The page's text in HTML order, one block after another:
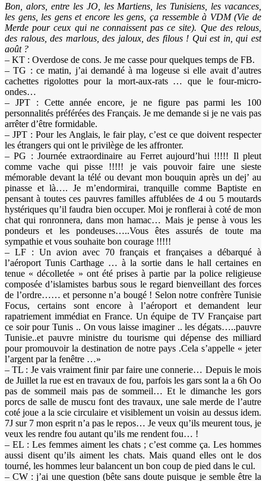
Bon, alors, entre les JO, les Martiens, les Tunisiens, les vacances,
les gens, les gens et encore les gens, ça ressemble à VDM (Vie de
Merde pour ceux qui ne connaissent pas ce site). Que des relous,
des ralous, des marlous, des jaloux, des filous ! Qui est in, qui est
août ?
– KT : Overdose de cons. Je me casse pour quelques temps de FB.
– TG : ce matin, j’ai demandé à ma logeuse si elle avait d’autres
cachettes rigolottes pour la mort-aux-rats … que le four-micro-
ondes…
– JPT : Cette année encore, je ne figure pas parmi les 100
personnalités préférées des Français. Je me demande si je ne vais pas
arrêter d’être formidable.
– JPT : Pour les Anglais, le fair play, c’est ce que doivent respecter
les étrangers qui ont le privilège de les affronter.
– PG : Journée extraordinaire au Ferret aujourd’hui !!!!! Il pleut
comme vache qui pisse !!!!! je vais pouvoir faire une sieste
mémorable devant la télé ou devant mon bouquin après un dej’ au
pinasse et là…. Je m’endormirai, tranquille comme Baptiste en
pensant à toutes ces pauvres familles affublées de 4 ou 5 moutards
hystériques qu’il faudra bien occuper. Moi je ronflerai à coté de mon
chat qui ronronnera, dans mon hamac… Mais je pense à vous les
pondeurs et les pondeuses…..Vous êtes assurés de toute ma
sympathie et vous souhaite bon courage !!!!!
– LF : Un avion avec 70 français et françaises a débarqué à
l’aéroport Tunis Carthage … à la sortie dans le hall certaines en
tenue « décolletée » ont été prises à partie par la police religieuse
composée d’islamistes barbus sous le regard bienveillant des forces
de l’ordre…… et personne n’a bougé ! Selon notre confrère Tunisie
Focus, certains sont encore à l’aéroport et demandent leur
rapatriement immédiat en France. Un équipe de TV Française part
ce soir pour Tunis .. On vous laisse imaginer .. les dégats…..pauvre
Tunisie..et pauvre ministre du tourisme qui dépense des milliard
pour promouvoir la destination de notre pays .Cela s’appelle « jeter
l’argent par la fenêtre …»
– TL : Je vais vraiment finir par faire une connerie… Depuis le mois
de Juillet la rue est en travaux de fou, parfois les gars sont la a 6h Oo
pas de sommeil mais pas de sommeil… Et le dimanche les gors
porcs de salle de muscu font des travaux, une sale merde de l’autre
coté joue a la scie circulaire et visiblement un voisin au dessus idem.
7J sur 7 mon esprit n’a pas le repos… Je veux qu’ils meurent tous, je
veux les rendre fou autant qu’ils me rendent fou… !
– EL : Les femmes aiment les chats ; c’est comme ça. Les hommes
aussi disent qu’ils aiment les chats. Mais quand elles ont le dos
tourné, les hommes leur balancent un bon coup de pied dans le cul.
– CW : j’ai une question (bête sans doute puisque je semble être la